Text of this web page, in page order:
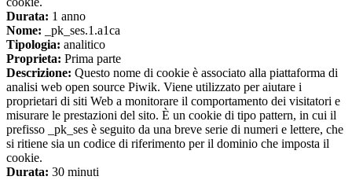
Durata: 1 anno
Nome: _pk_ses.1.a1ca
Tipologia: analitico
Proprieta: Prima parte
Descrizione: Questo nome di cookie è associato alla piattaforma di
analisi web open source Piwik. Viene utilizzato per aiutare i
proprietari di siti Web a monitorare il comportamento dei visitatori e
misurare le prestazioni del sito. È un cookie di tipo pattern, in cui il
prefisso _pk_ses è seguito da una breve serie di numeri e lettere, che
si ritiene sia un codice di riferimento per il dominio che imposta il
cookie.
Durata: 30 minuti